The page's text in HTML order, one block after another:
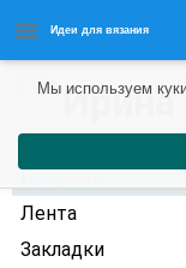
Идеи для вязания
Ирина
Профиль
Лента
Закладки
Мы используем